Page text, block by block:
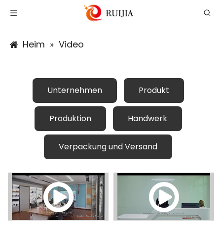
Heim » Video
Unternehmen Produkt
Produktion Handwerk
Verpackung und Versand